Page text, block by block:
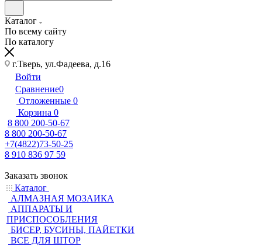
Каталог
По всему сайту
По каталогу
г.Тверь, ул.Фадеева, д.16
Войти
Сравнение0
Отложенные 0
Корзина 0
8 800 200-50-67
8 800 200-50-67
+7(4822)73-50-25
8 910 836 97 59
Заказать звонок
Каталог
АЛМАЗНАЯ МОЗАИКА
АППАРАТЫ И
ПРИСПОСОБЛЕНИЯ
БИСЕР, БУСИНЫ, ПАЙЕТКИ
ВСЕ ДЛЯ ШТОР